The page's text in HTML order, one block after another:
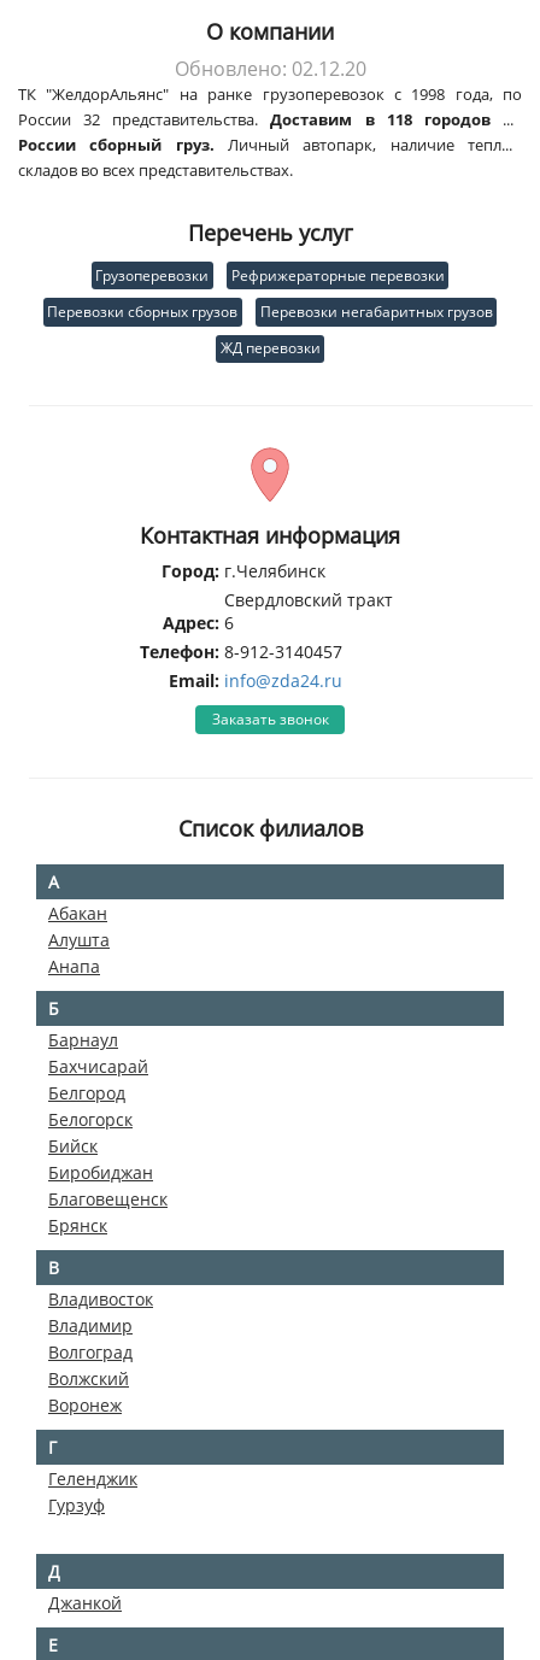
О компании
Обновлено: 02.12.20
ТК "ЖелдорАльянс" на ранке грузоперевозок с 1998 года, по
России 32 представительства.Доставим в 118 городов по
России сборный груз. Личный автопарк, наличие теплых
складов во всех представительствах.
Перечень услуг
Грузоперевозки
Рефрижераторные перевозки
Перевозки сборных грузов
Перевозки негабаритных грузов
ЖД перевозки
Контактная информация
Город: г.Челябинск
Адрес:
Свердловский тракт
6
Телефон: 8-912-3140457
Email: info@zda24.ru
Заказать звонок
Список филиалов
А
Абакан
Алушта
Анапа
Б
Барнаул
Бахчисарай
Белгород
Белогорск
Бийск
Биробиджан
Благовещенск
Брянск
В
Владивосток
Владимир
Волгоград
Волжский
Воронеж
Г
Геленджик
Гурзуф
Д
Джанкой
Е